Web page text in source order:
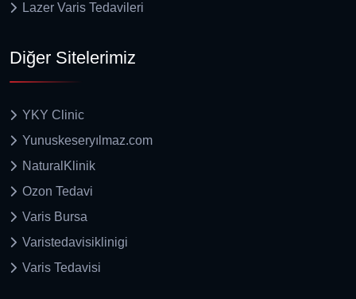
Lazer Varis Tedavileri
Diğer Sitelerimiz
YKY Clinic
Yunuskeseryılmaz.com
NaturalKlinik
Ozon Tedavi
Varis Bursa
Varistedavisiklinigi
Varis Tedavisi